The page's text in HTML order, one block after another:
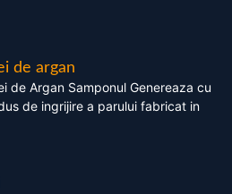
de argan
de Argan Samponul Genereaza cu
de ingrijire a parului fabricat in